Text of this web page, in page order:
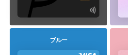
ブルー